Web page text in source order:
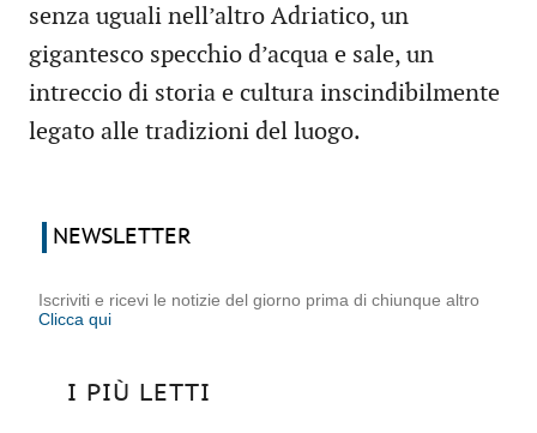
senza uguali nell’altro Adriatico, un
gigantesco specchio d’acqua e sale, un
intreccio di storia e cultura inscindibilmente
legato alle tradizioni del luogo.
NEWSLETTER
Iscriviti e ricevi le notizie del giorno prima di chiunque altro
Clicca qui
I PIÙ LETTI